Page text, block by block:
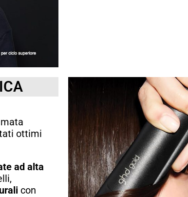
ottimi
ad alta
con